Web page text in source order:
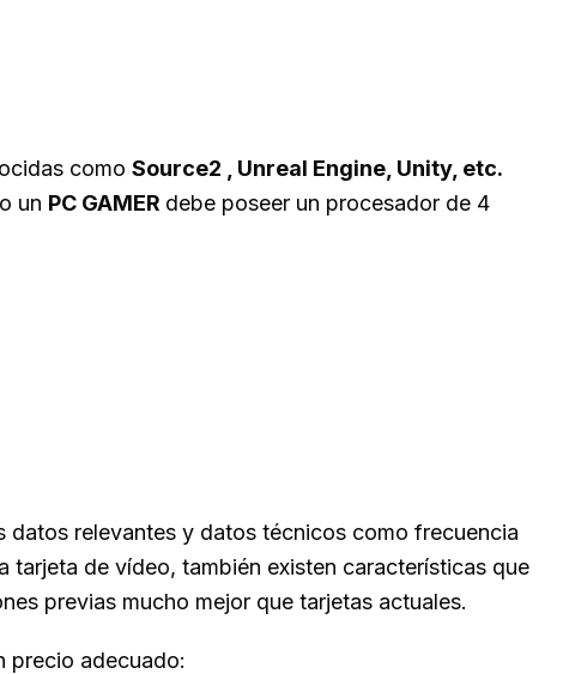
comoSource2 , Unreal Engine, Unity, etc.
un PC GAMER debe poseer un procesador de 4
datos relevantes y datos técnicos como frecuencia
tarjeta de vídeo, también existen características que
previas mucho mejor que tarjetas actuales.
precio adecuado: